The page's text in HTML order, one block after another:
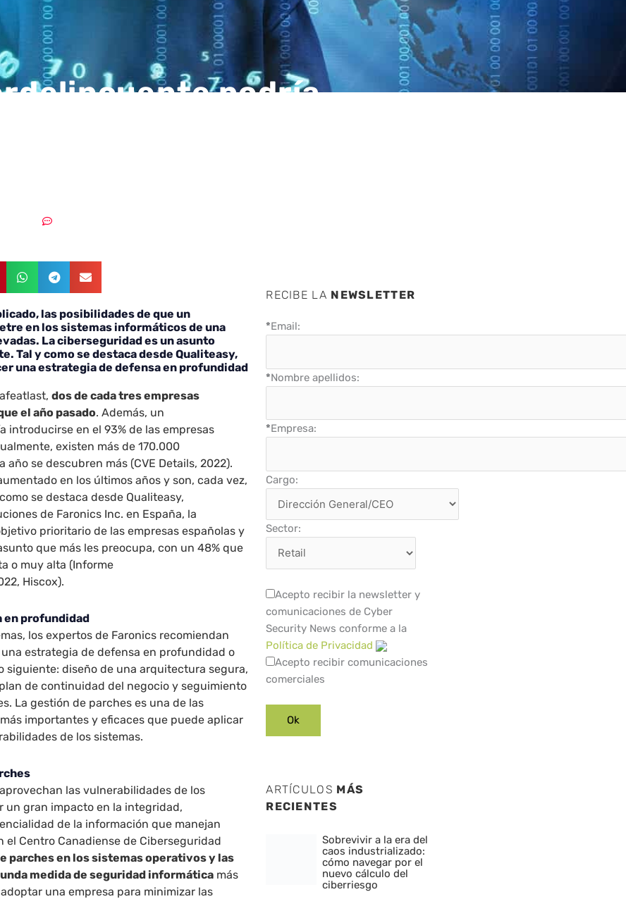
podría
las posibilidades de que un
en los sistemas informáticos de una
La ciberseguridad es un asunto
Tal y como se destaca desde Qualiteasy,
una estrategia de defensa en profundidad
dos de cada tres empresas
el año pasado. Además, un
introducirse en el 93% de las empresas
existen más de 170.000
año se descubren más (CVE Details, 2022).
en los últimos años y son, cada vez,
se destaca desde Qualiteasy,
de Faronics Inc. en España, la
prioritario de las empresas españolas y
que más les preocupa, con un 48% que
o muy alta (Informe
Hiscox).
en profundidad
los expertos de Faronics recomiendan
estrategia de defensa en profundidad o
siguiente: diseño de una arquitectura segura,
de continuidad del negocio y seguimiento
La gestión de parches es una de las
importantes y eficaces que puede aplicar
de los sistemas.
las vulnerabilidades de los
un gran impacto en la integridad,
de la información que manejan
el Centro Canadiense de Ciberseguridad
parches en los sistemas operativos y las
medida de seguridad informática más
una empresa para minimizar las
RECIBE LA NEWSLETTER
*Email:
*Nombre apellidos:
*Empresa:
Cargo:
Sector:
Acepto recibir la newsletter y
comunicaciones de Cyber
Security News conforme a la
Política de Privacidad
Acepto recibir comunicaciones
comerciales
ARTÍCULOS MÁS
RECIENTES
Sobrevivir a la era del
caos industrializado:
cómo navegar por el
nuevo cálculo del
ciberriesgo